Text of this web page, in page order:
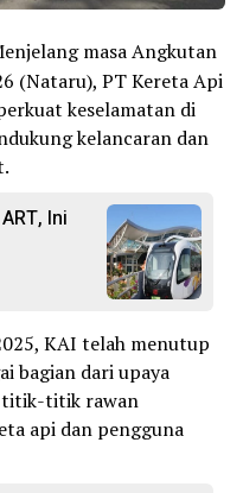
masa Angkutan
(Nataru), PT Kereta Api
keselamatan di
kelancaran dan
Ini
KAI telah menutup
bagian dari upaya
titik-titik rawan
api dan pengguna